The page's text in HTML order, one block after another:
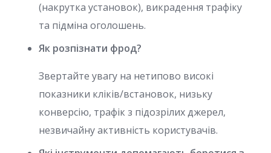
(накрутка установок), викрадення трафіку
та підміна оголошень.
Як розпізнати фрод?
Звертайте увагу на нетипово високі
показники кліків/встановок, низьку
конверсію, трафік з підозрілих джерел,
незвичайну активність користувачів.